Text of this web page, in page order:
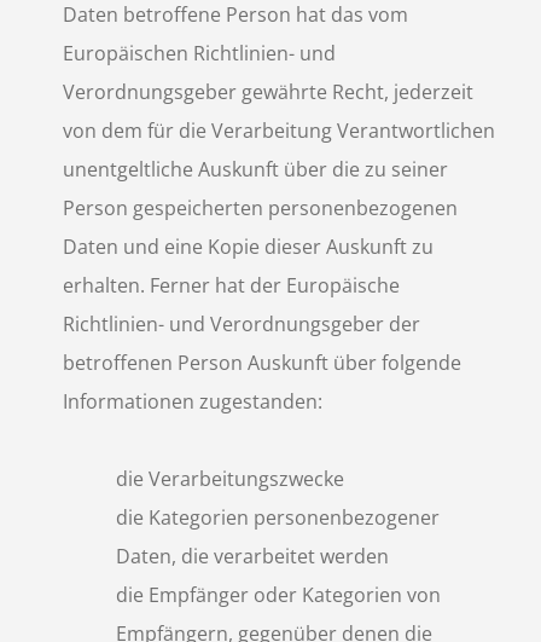
Daten betroffene Person hat das vom
Europäischen Richtlinien- und
Verordnungsgeber gewährte Recht, jederzeit
von dem für die Verarbeitung Verantwortlichen
unentgeltliche Auskunft über die zu seiner
Person gespeicherten personenbezogenen
Daten und eine Kopie dieser Auskunft zu
erhalten. Ferner hat der Europäische
Richtlinien- und Verordnungsgeber der
betroffenen Person Auskunft über folgende
Informationen zugestanden:
die Verarbeitungszwecke
die Kategorien personenbezogener
Daten, die verarbeitet werden
die Empfänger oder Kategorien von
Empfängern, gegenüber denen die